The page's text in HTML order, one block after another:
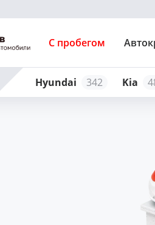
С пробегом
Hyundai 342 Kia